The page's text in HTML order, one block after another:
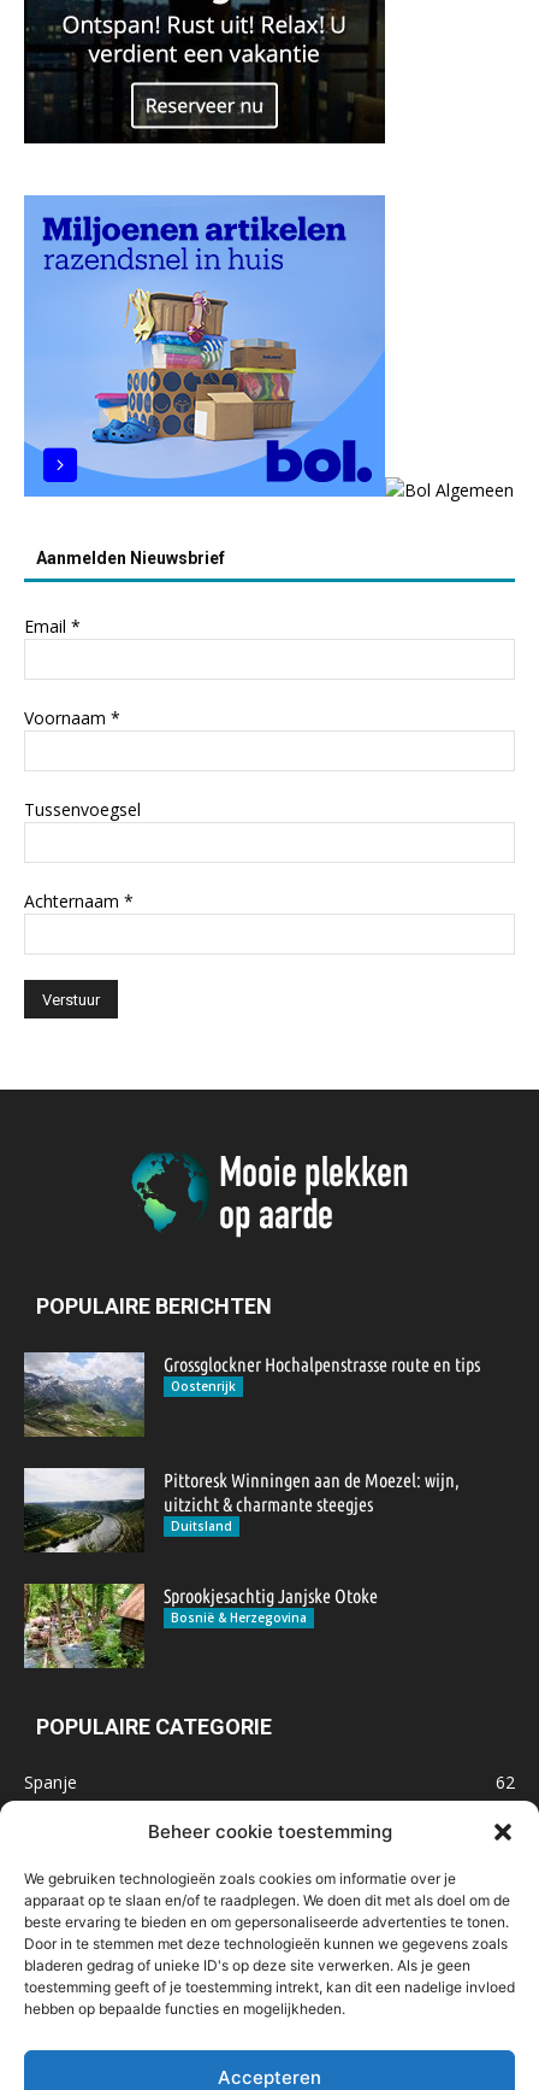
Beheer cookie toestemming
We gebruiken technologieën zoals cookies om informatie over je
apparaat op te slaan en/of te raadplegen. We doen dit met als doel om de
beste ervaring te bieden en om gepersonaliseerde advertenties te tonen.
Door in te stemmen met deze technologieën kunnen we gegevens zoals
bladeren gedrag of unieke ID's op deze site verwerken. Als je geen
toestemming geeft of je toestemming intrekt, kan dit een nadelige invloed
hebben op bepaalde functies en mogelijkheden.
Accepteren
Aanmelden Nieuwsbrief
Email *
Voornaam *
Tussenvoegsel
Achternaam *
POPULAIRE BERICHTEN
Grossglockner Hochalpenstrasse route en tips
Oostenrijk
Pittoresk Winningen aan de Moezel: wijn,
uitzicht & charmante steegjes
Duitsland
Sprookjesachtig Janjske Otoke
Bosnië & Herzegovina
POPULAIRE CATEGORIE
Spanje
62
47
Marokko
32
IJsland
32
Malta
Roemenië
29